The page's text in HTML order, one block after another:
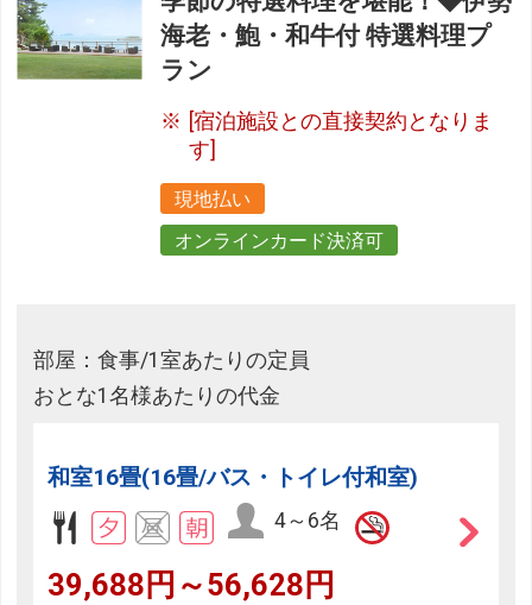
海老・鮑・和牛付 特選料理プ
ラン
[宿泊施設との直接契約となりま
す]
現地払い
オンラインカード決済可
部屋：食事/1室あたりの定員
おとな1名様あたりの代金
和室16畳(16畳/バス・トイレ付和室)
4～6名
39,688円～56,628円